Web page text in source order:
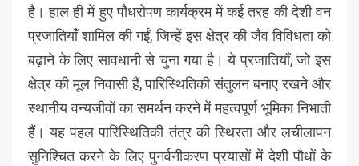
है। हाल ही में हुए पौधरोपण कार्यक्रम में कई तरह की देशी वन
प्रजातियाँ शामिल की गईं, जिन्हें इस क्षेत्र की जैव विविधता को
बढ़ाने के लिए सावधानी से चुना गया है। ये प्रजातियाँ, जो इस
क्षेत्र की मूल निवासी हैं, पारिस्थितिकी संतुलन बनाए रखने और
स्थानीय वन्यजीवों का समर्थन करने में महत्वपूर्ण भूमिका निभाती
हैं। यह पहल पारिस्थितिकी तंत्र की स्थिरता और लचीलापन
सुनिश्चित करने के लिए पुनर्वनीकरण प्रयासों में देशी पौधों के